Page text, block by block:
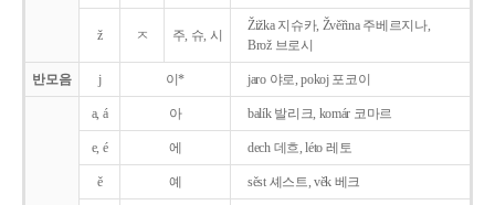
ž ㅈ 주, 슈, 시
Žižka 지슈카, Žvěřina 주베르지나,
Brož 브로시
반모음 j 이* jaro 야로, pokoj 포코이
a, á 아 balík 발리크, komár 코마르
e, é 에 dech 데흐, léto 레토
ě 예 sěst 셰스트, věk 베크